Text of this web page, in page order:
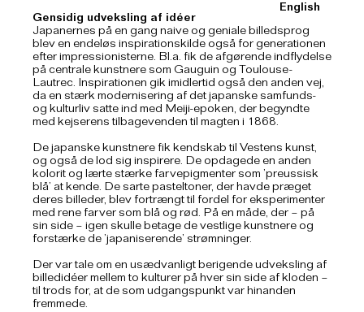
English
Gensidig udveksling af idéer
Japanernes på en gang naive og geniale billedsprog
blev en endeløs inspirationskilde også for generationen
efter impressionisterne. Bl.a. fik de afgørende indflydelse
på centrale kunstnere som Gauguin og Toulouse-
Lautrec. Inspirationen gik imidlertid også den anden vej,
da en stærk modernisering af det japanske samfunds-
og kulturliv satte ind med Meiji-epoken, der begyndte
med kejserens tilbagevenden til magten i 1868.
De japanske kunstnere fik kendskab til Vestens kunst,
og også de lod sig inspirere. De opdagede en anden
kolorit og lærte stærke farvepigmenter som ’preussisk
blå’ at kende. De sarte pasteltoner, der havde præget
deres billeder, blev fortrængt til fordel for eksperimenter
med rene farver som blå og rød. På en måde, der – på
sin side – igen skulle betage de vestlige kunstnere og
forstærke de ’japaniserende’ strømninger.
Der var tale om en usædvanligt berigende udveksling af
billedidéer mellem to kulturer på hver sin side af kloden –
til trods for, at de som udgangspunkt var hinanden
fremmede.